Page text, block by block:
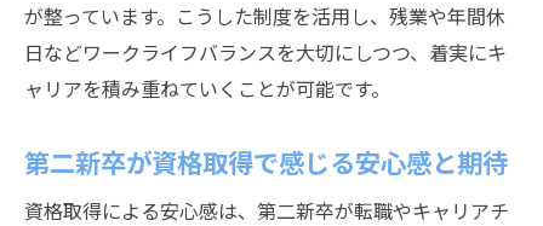
が整っています。こうした制度を活用し、残業や年間休
日などワークライフバランスを大切にしつつ、着実にキ
ャリアを積み重ねていくことが可能です。
第二新卒が資格取得で感じる安心感と期待
資格取得による安心感は、第二新卒が転職やキャリアチ